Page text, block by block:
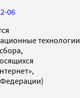
06
технологии